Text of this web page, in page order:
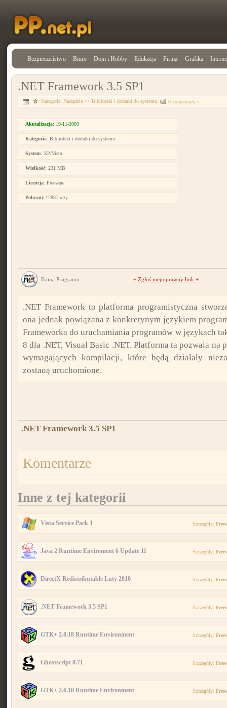
Bezpieczeństwo Biuro Dom i Hobby Edukacja Firma Grafika
.NET Framework 3.5 SP1
Kategoria: Narzędzia >> Biblioteki i dodatki do systemu 0 komentarzy »
Akutalizacja: 19-11-2009
Kategoria: Biblioteki i dodatki do systemu
System: XP/Vista
Wielkość: 231 MB
Licencja: Freeware
Pobrany 12887 razy
Ikona Programu + Zgłoś niepoprawny link +
.NET Framework to platforma programistyczna
ona jednak powiązana z konkretynym językiem
Frameworka do uruchamiania programów w językach
8 dla .NET, Visual Basic .NET. Platforma ta pozwala na
wymagających kompilacji, które będą działały
zostaną uruchomione.
.NET Framework 3.5 SP1
Komentarze
Inne z tej kategorii
Vista Service Pack 1 Szczegóły:
Java 2 Runtime Enviroment 6 Update 11 Szczegóły:
DirectX Redistributable Luty 2010 Szczegóły:
.NET Framework 3.5 SP1 Szczegóły:
GTK+ 2.8.18 Runtime Environment Szczegóły:
Ghostscript 8.71 Szczegóły:
GTK+ 2.6.10 Runtime Environment Szczegóły: